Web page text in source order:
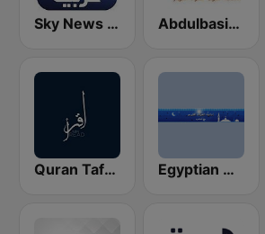
Sky News Arabia (سكاي نيوز عربية) Abdulbasit Abdulsamad WARSH Radio
Quran Tafsir by Sharawi and Nabulsi Egyptian Holy Quran Radio (اذاعه القرآن الكريم المصريه)